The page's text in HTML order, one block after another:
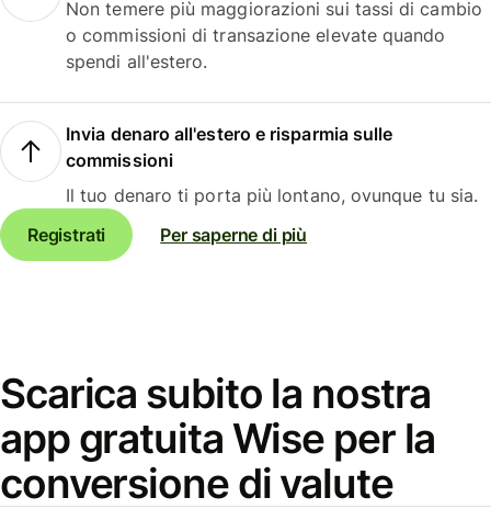
Non temere più maggiorazioni sui tassi di cambio
o commissioni di transazione elevate quando
spendi all'estero.
Invia denaro all'estero e risparmia sulle
commissioni
Il tuo denaro ti porta più lontano, ovunque tu sia.
Registrati
Per saperne di più
Scarica subito la nostra
app gratuita Wise per la
conversione di valute